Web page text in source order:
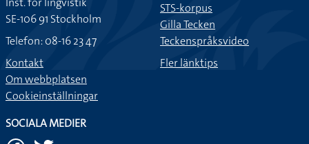
SE-106 91 Stockholm
Telefon: 08-16 23 47
Kontakt
Om webbplatsen
Cookieinställningar
STS-korpus
Gilla Tecken
Teckenspråksvideo
Fler länktips
SOCIALA MEDIER